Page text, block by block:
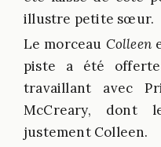
illustre petite sœur.
Le morceau Colleen
piste a été
travaillant avec
McCreary, dont
justement Colleen.